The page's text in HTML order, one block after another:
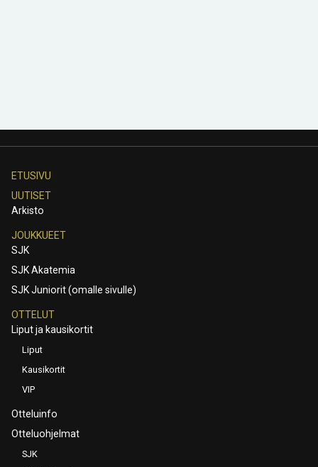
ETUSIVU
UUTISET
Arkisto
JOUKKUEET
SJK
SJK Akatemia
SJK Juniorit (omalle sivulle)
OTTELUT
Liput ja kausikortit
Liput
Kausikortit
VIP
Otteluinfo
Otteluohjelmat
SJK